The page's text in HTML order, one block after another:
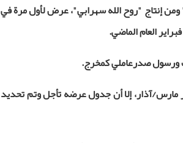
إنتاج "روح الله سهرابي"، عرض لأول مرة في
العام الماضي.
ورسول صدرعاملي كمخرج.
مارس/آذار، إلا أن جدول عرضه تأجل وتم تحديد